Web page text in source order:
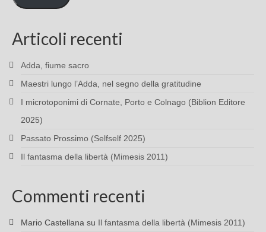
Articoli recenti
Adda, fiume sacro
Maestri lungo l’Adda, nel segno della gratitudine
I microtoponimi di Cornate, Porto e Colnago (Biblion Editore
2025)
Passato Prossimo (Selfself 2025)
Il fantasma della libertà (Mimesis 2011)
Commenti recenti
Mario Castellana su Il fantasma della libertà (Mimesis 2011)